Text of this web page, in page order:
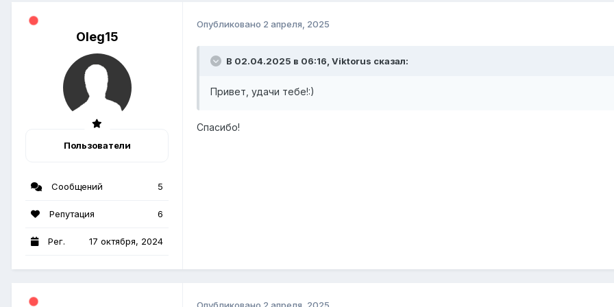
Oleg15
Пользователи
Сообщений 5
Репутация 6
Рег. 17 октября, 2024
Опубликовано 2 апреля, 2025
В 02.04.2025 в 06:16, Viktorus сказал:
Привет, удачи тебе!:)
Спасибо!
Опубликовано 2 апреля, 2025